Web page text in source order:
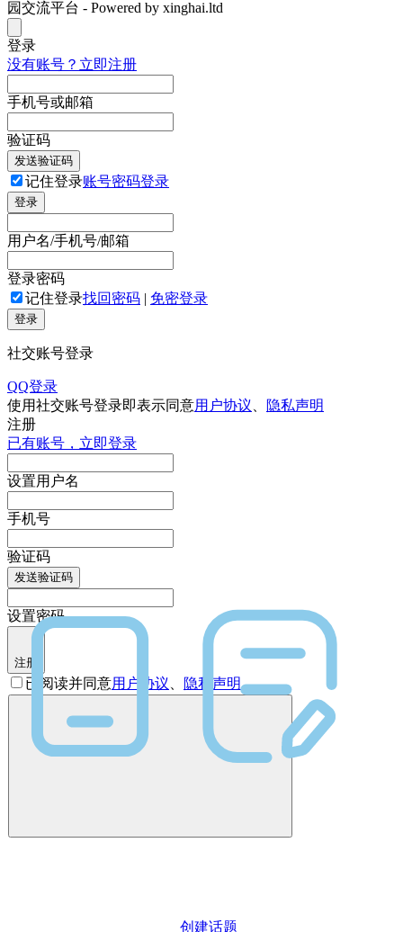
创建话题
登录
没有账号？立即注册
手机号或邮箱
验证码
发送验证码
记住登录账号密码登录
登录
用户名/手机号/邮箱
登录密码
记住登录找回密码 | 免密登录
登录
社交账号登录
QQ登录
使用社交账号登录即表示同意用户协议
隐私声明
注册
已有账号，立即登录
设置用户名
手机号
验证码
发送验证码
设置密码
注册
已阅读并同意用户协议 隐私声明